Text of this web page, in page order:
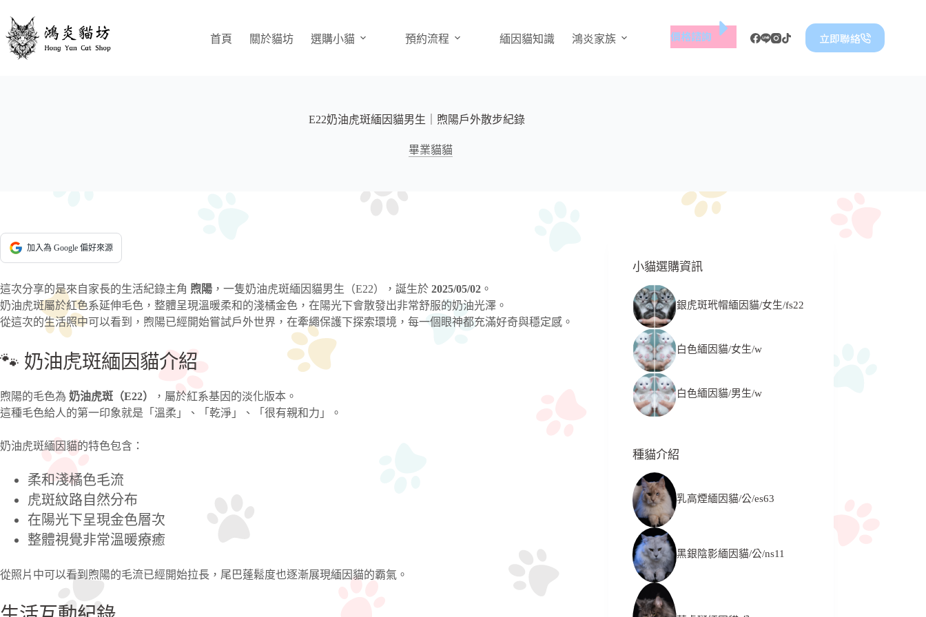
主
首頁 關於貓坊 選購小貓 預約流程 緬因貓知識 鴻炎家族 價格諮詢 立即聯絡
E22奶油虎斑緬因貓男生｜煦陽戶外散步紀錄
畢業貓貓
加入為 Google 偏好來源
這次分享的是來自家長的生活紀錄主角 煦陽 ，一隻奶油虎斑緬因貓男生（E22），誕生於 2025/05/02 。
奶油虎斑屬於紅色系延伸毛色，整體呈現溫暖柔和的淺橘金色，在陽光下會散發出非常舒服的奶油光澤。
從這次的生活照中可以看到，煦陽已經開始嘗試戶外世界，在牽繩保護下探索環境，每一個眼神都充滿好奇與穩定感。
🐾 奶油虎斑緬因貓介紹
煦陽的毛色為 奶油虎斑（E22）
，屬於紅系基因的淡化版本。
這種毛色給人的第一印象就是「溫柔」、「乾淨」、「很有親和力」。
奶油虎斑緬因貓的特色包含：
柔和淺橘色毛流
虎斑紋路自然分布
在陽光下呈現金色層次
整體視覺非常溫暖療癒
從照片中可以看到煦陽的毛流已經開始拉長，尾巴蓬鬆度也逐漸展現緬因貓的霸氣。
小貓選購資訊
銀虎斑玳帽緬因貓/女生/fs22
白色緬因貓/女生/w
白色緬因貓/男生/w
種貓介紹
乳高煙緬因貓/公/es63
黑銀陰影緬因貓/公/ns11